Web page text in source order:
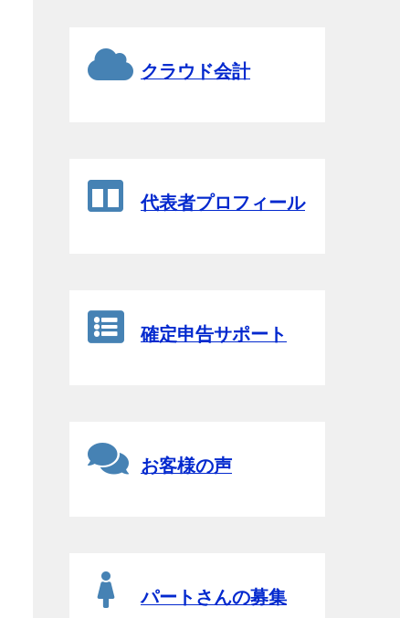
クラウド会計
代表者プロフィール
確定申告サポート
お客様の声
パートさんの募集